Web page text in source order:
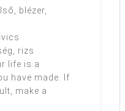
blézer,
rizs
life is a
have made. If
make a